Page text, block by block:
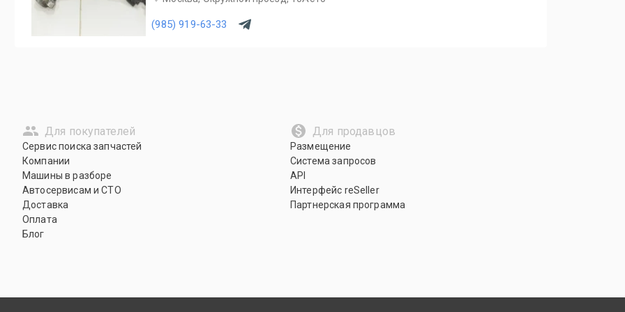
(985) 919-63-33
Для покупателей
Сервис поиска запчастей
Компании
Машины в разборе
Автосервисам и СТО
Доставка
Оплата
Блог
Для продавцов
Размещение
Система запросов
API
Интерфейс reSeller
Партнерская программа